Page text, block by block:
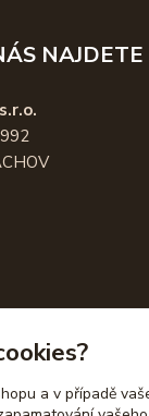
NAJDETE
a v případě